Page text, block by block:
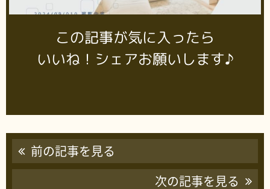
この記事が気に入ったら
いいね！シェアお願いします♪
前の記事を見る
次の記事を見る